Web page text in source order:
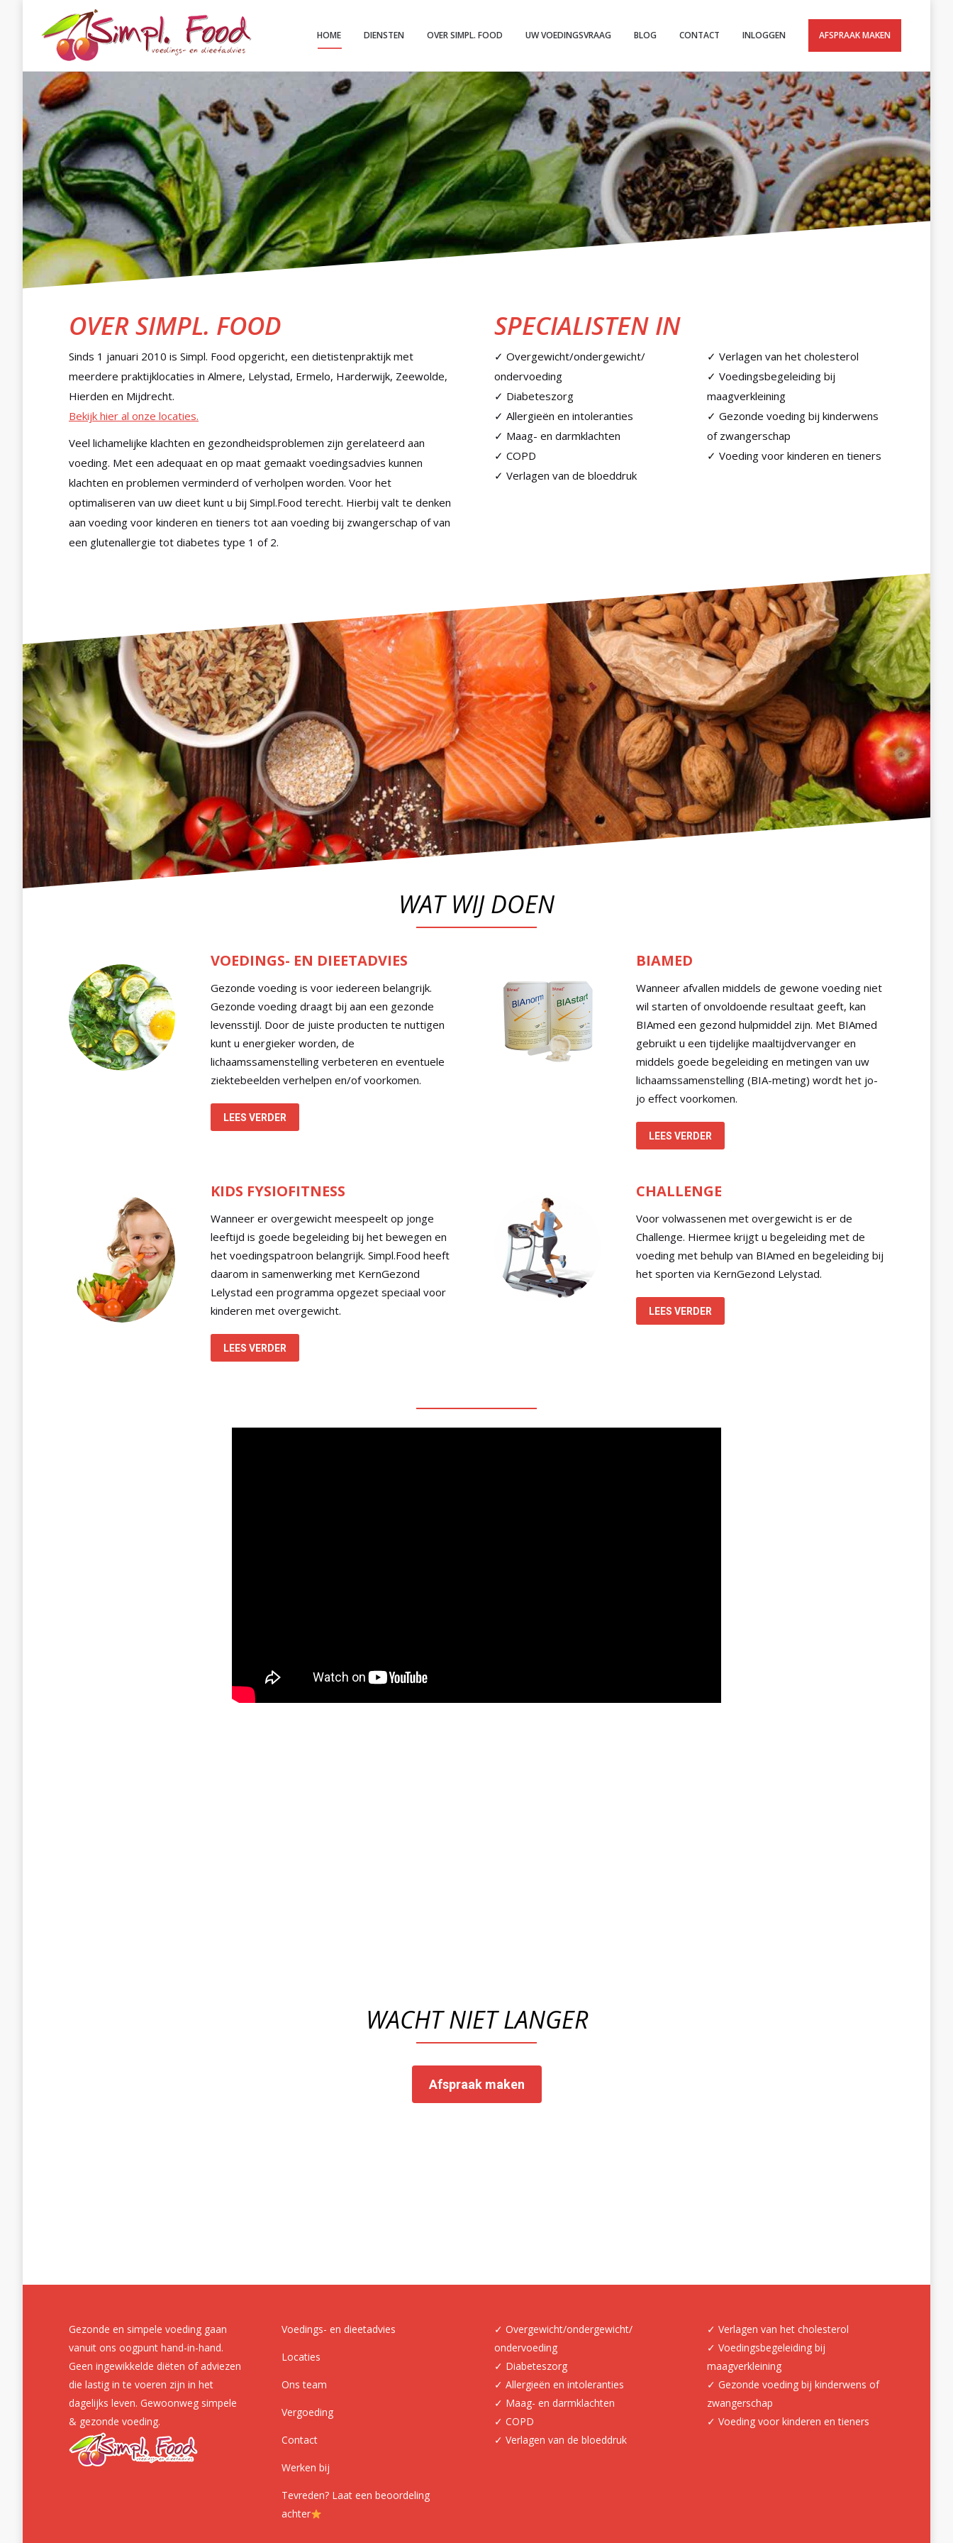
HOME DIENSTEN OVER SIMPL. FOOD UW VOEDINGSVRAAG BLOG CONTACT INLOGGEN AFSPRAAK MAKEN
OVER SIMPL. FOOD
Sinds 1 januari 2010 is Simpl. Food opgericht, een dietistenpraktijk met
meerdere praktijklocaties in Almere, Lelystad, Ermelo, Harderwijk, Zeewolde,
Hierden en Mijdrecht.
Bekijk hier al onze locaties.
Veel lichamelijke klachten en gezondheidsproblemen zijn gerelateerd aan
voeding. Met een adequaat en op maat gemaakt voedingsadvies kunnen
klachten en problemen verminderd of verholpen worden. Voor het
optimaliseren van uw dieet kunt u bij Simpl.Food terecht. Hierbij valt te denken
aan voeding voor kinderen en tieners tot aan voeding bij zwangerschap of van
een glutenallergie tot diabetes type 1 of 2.
SPECIALISTEN IN
✓ Overgewicht/ondergewicht/
ondervoeding
✓ Diabeteszorg
✓ Allergieën en intoleranties
✓ Maag- en darmklachten
✓ COPD
✓ Verlagen van de bloeddruk
✓ Verlagen van het cholesterol
✓ Voedingsbegeleiding bij
maagverkleining
✓ Gezonde voeding bij kinderwens
of zwangerschap
✓ Voeding voor kinderen en tieners
WAT WIJ DOEN
VOEDINGS- EN DIEETADVIES
Gezonde voeding is voor iedereen belangrijk.
Gezonde voeding draagt bij aan een gezonde
levensstijl. Door de juiste producten te nuttigen
kunt u energieker worden, de
lichaamssamenstelling verbeteren en eventuele
ziektebeelden verhelpen en/of voorkomen.
LEES VERDER
BIAMED
Wanneer afvallen middels de gewone voeding niet
wil starten of onvoldoende resultaat geeft, kan
BIAmed een gezond hulpmiddel zijn. Met BIAmed
gebruikt u een tijdelijke maaltijdvervanger en
middels goede begeleiding en metingen van uw
lichaamssamenstelling (BIA-meting) wordt het jo-
jo effect voorkomen.
LEES VERDER
KIDS FYSIOFITNESS
Wanneer er overgewicht meespeelt op jonge
leeftijd is goede begeleiding bij het bewegen en
het voedingspatroon belangrijk. Simpl.Food heeft
daarom in samenwerking met KernGezond
Lelystad een programma opgezet speciaal voor
kinderen met overgewicht.
LEES VERDER
CHALLENGE
Voor volwassenen met overgewicht is er de
Challenge. Hiermee krijgt u begeleiding met de
voeding met behulp van BIAmed en begeleiding bij
het sporten via KernGezond Lelystad.
LEES VERDER
WACHT NIET LANGER
Afspraak maken
Gezonde en simpele voeding gaan
vanuit ons oogpunt hand-in-hand.
Geen ingewikkelde diëten of adviezen
die lastig in te voeren zijn in het
dagelijks leven. Gewoonweg simpele
& gezonde voeding.
Voedings- en dieetadvies
Locaties
Ons team
Vergoeding
Contact
Werken bij
Tevreden? Laat een beoordeling
achter
✓ Overgewicht/ondergewicht/
ondervoeding
✓ Diabeteszorg
✓ Allergieën en intoleranties
✓ Maag- en darmklachten
✓ COPD
✓ Verlagen van de bloeddruk
✓ Verlagen van het cholesterol
✓ Voedingsbegeleiding bij
maagverkleining
✓ Gezonde voeding bij kinderwens of
zwangerschap
✓ Voeding voor kinderen en tieners